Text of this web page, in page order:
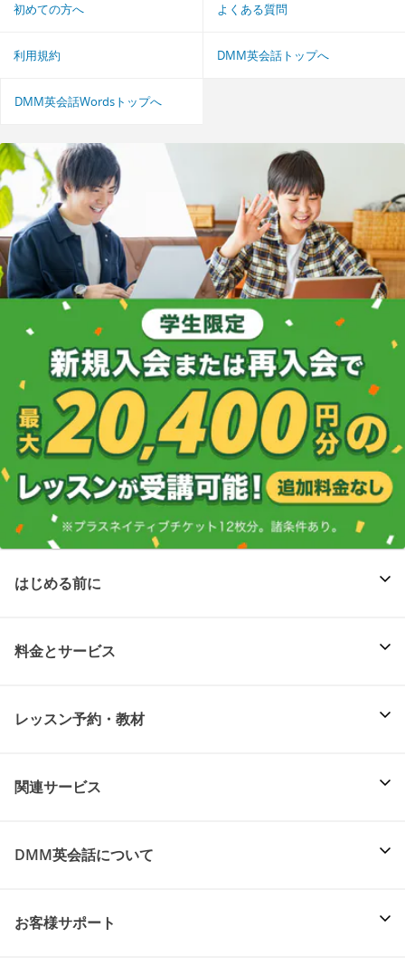
初めての方へ よくある質問
利用規約 DMM英会話トップへ
DMM英会話Wordsトップへ
はじめる前に
料金とサービス
レッスン予約・教材
関連サービス
DMM英会話について
お客様サポート